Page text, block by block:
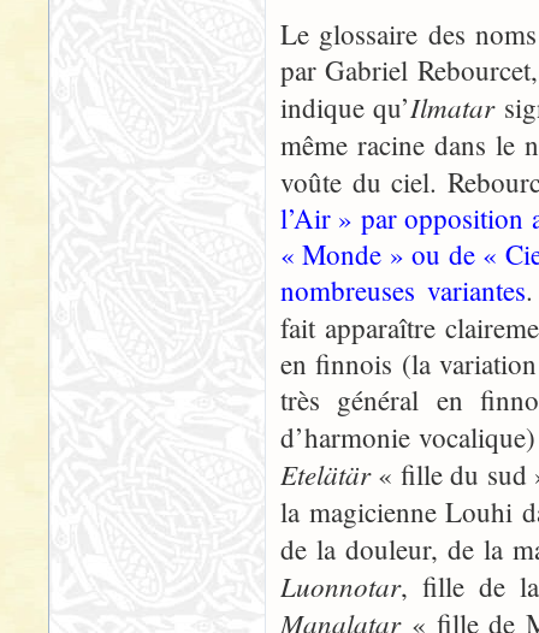
Le glossaire des
par Gabriel
indique qu’Ilmatar
même racine dans le
voûte du ciel.
l’Air » par opposition
« Monde » ou de «
nombreuses variantes
fait apparaître
en finnois (la
très général en
d’harmonie
Etelätär« fille du sud
la magicienne Louhi
de la douleur, de la
Luonnotar, fille de la
Manalatar« fille de